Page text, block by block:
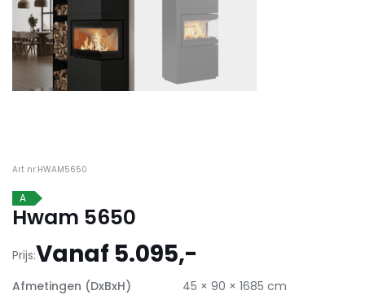
Art nr:HWAM5650
A
Hwam 5650
Prijs:Vanaf 5.095,-
Afmetingen (DxBxH)
45 × 90 × 1685 cm